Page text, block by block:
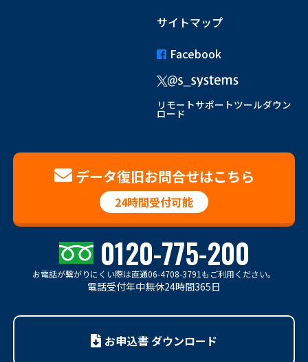
サイトマップ
Facebook
リモートサポートツールダウン
ロード
データ復旧お問合せはこちら
24時間受付可能
0120-775-200
お電話が繋がりにくい際は直通06-4708-3791もご利用ください。
電話受付年中無休24時間365日
お申込書 ダウンロード